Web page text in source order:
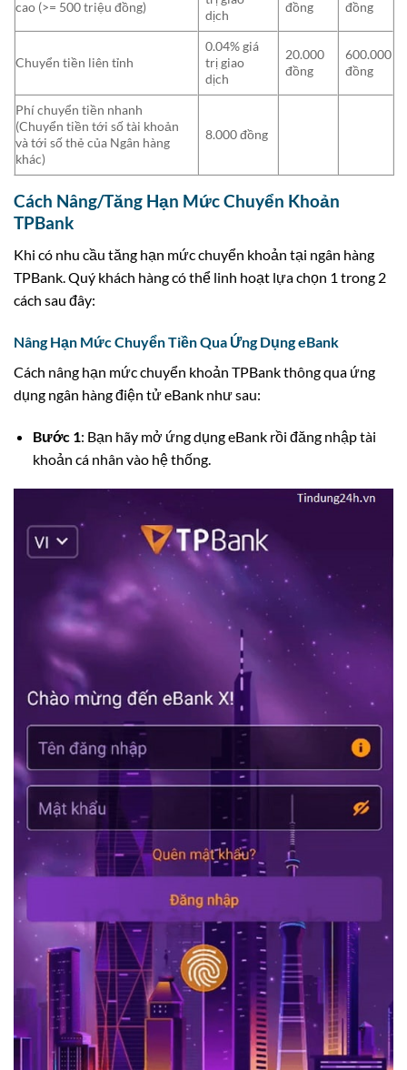
cao (>= 500 triệu đồng)
dịch
đồng đồng
Chuyển tiền liên tỉnh
0.04% giá
trị giao
dịch
20.000
đồng
600.000
đồng
Phí chuyển tiền nhanh
(Chuyển tiền tới số tài khoản
và tới số thẻ của Ngân hàng
khác)
8.000 đồng
Cách Nâng/Tăng Hạn Mức Chuyển Khoản
TPBank
Khi có nhu cầu tăng hạn mức chuyển khoản tại ngân hàng
TPBank. Quý khách hàng có thể linh hoạt lựa chọn 1 trong 2
cách sau đây:
Nâng Hạn Mức Chuyển Tiền Qua Ứng Dụng eBank
Cách nâng hạn mức chuyển khoản TPBank thông qua ứng
dụng ngân hàng điện tử eBank như sau:
Bước 1: Bạn hãy mở ứng dụng eBank rồi đăng nhập tài
khoản cá nhân vào hệ thống.